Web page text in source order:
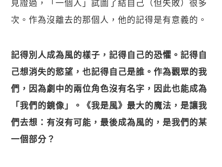
次。作為沒離去的那個人，他的記得是有意義的。
記得別人成為風的樣子，記得自己的恐懼。記得自
己想消失的慾望，也記得自己是誰。作為觀眾的我
們，因為劇中的兩位角色沒有名字，因此也能成為
「我們的鏡像」。《我是風》最大的魔法，是讓我
們去想：有沒有可能，最後成為風的，是我們的某
一個部分？